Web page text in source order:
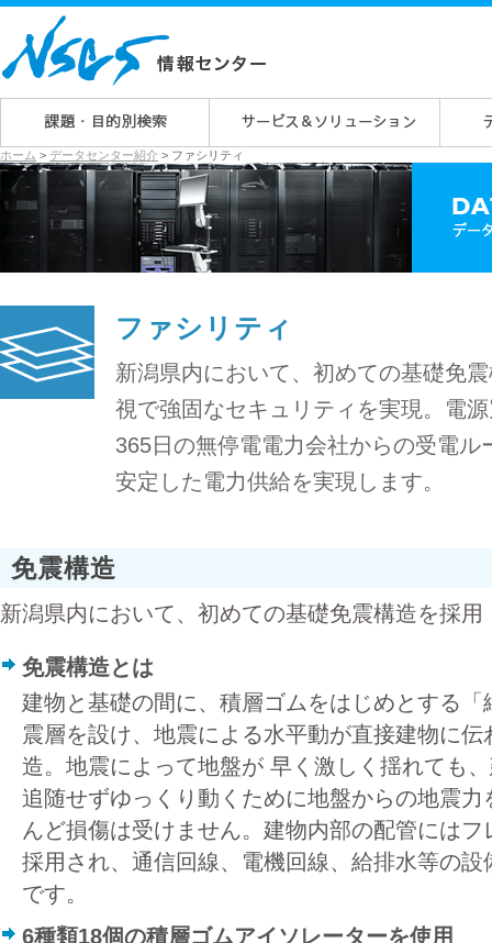
ホーム > データセンター紹介 > ファシリティ
ファシリティ
新潟県内において、初めての基礎免
視で強固なセキュリティを実現。電
365日の無停電電力会社からの受電ル
安定した電力供給を実現します。
免震構造
新潟県内において、初めての基礎免震構造を採用
免震構造とは
建物と基礎の間に、積層ゴムをはじめとする
震層を設け、地震による水平動が直接建物に
造。地震によって地盤が 早く激しく揺れても
追随せずゆっくり動くために地盤からの地震
んど損傷は受けません。建物内部の配管には
採用され、通信回線、電機回線、給排水等の
です。
6種類18個の積層ゴムアイソレーターを使用